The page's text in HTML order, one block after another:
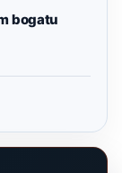
bogatu